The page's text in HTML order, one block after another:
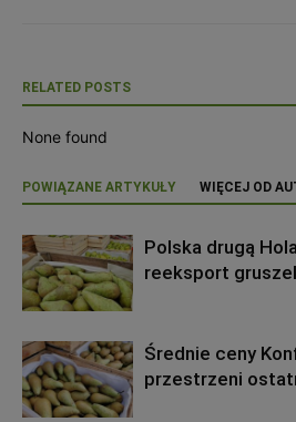
RELATED POSTS
None found
POWIĄZANE ARTYKUŁY WIĘCEJ OD
Polska drugą
reeksport
Średnie ceny
przestrzeni